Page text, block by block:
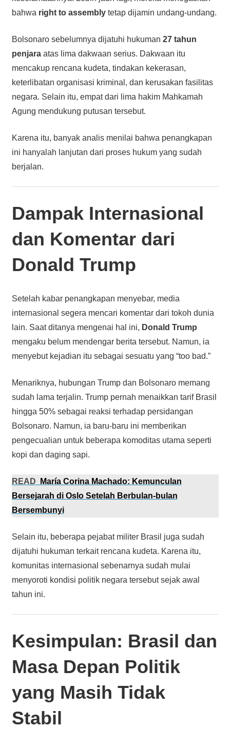
bahwa right to assemblytetap dijamin undang-undang.
Bolsonaro sebelumnya dijatuhi hukuman 27 tahun
penjaraatas lima dakwaan serius. Dakwaan itu
mencakup rencana kudeta, tindakan kekerasan,
keterlibatan organisasi kriminal, dan kerusakan fasilitas
negara. Selain itu, empat dari lima hakim Mahkamah
Agung mendukung putusan tersebut.
Karena itu, banyak analis menilai bahwa penangkapan
ini hanyalah lanjutan dari proses hukum yang sudah
berjalan.
Dampak Internasional
dan Komentar dari
Donald Trump
Setelah kabar penangkapan menyebar, media
internasional segera mencari komentar dari tokoh dunia
lain. Saat ditanya mengenai hal ini, Donald Trump
mengaku belum mendengar berita tersebut. Namun, ia
menyebut kejadian itu sebagai sesuatu yang “too bad.”
Menariknya, hubungan Trump dan Bolsonaro memang
sudah lama terjalin. Trump pernah menaikkan tarif Brasil
hingga 50% sebagai reaksi terhadap persidangan
Bolsonaro. Namun, ia baru-baru ini memberikan
pengecualian untuk beberapa komoditas utama seperti
kopi dan daging sapi.
READ
María Corina Machado: Kemunculan
Bersejarah di Oslo Setelah Berbulan-bulan
Bersembunyi
Selain itu, beberapa pejabat militer Brasil juga sudah
dijatuhi hukuman terkait rencana kudeta. Karena itu,
komunitas internasional sebenarnya sudah mulai
menyoroti kondisi politik negara tersebut sejak awal
tahun ini.
Kesimpulan: Brasil dan
Masa Depan Politik
yang Masih Tidak
Stabil